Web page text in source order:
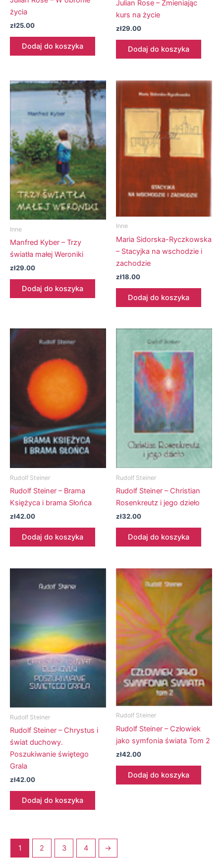
życia
zł25.00
Dodaj do koszyka
Julian Rose – Zmieniając
kurs na życie
zł29.00
Dodaj do koszyka
Inne
Manfred Kyber – Trzy
światła małej Weroniki
zł29.00
Dodaj do koszyka
Inne
Maria Sidorska-Ryczkowska
– Stacyjka na wschodzie i
zachodzie
zł18.00
Dodaj do koszyka
Rudolf Steiner
Rudolf Steiner – Brama
Księżyca i brama Słońca
zł42.00
Dodaj do koszyka
Rudolf Steiner
Rudolf Steiner – Christian
Rosenkreutz i jego dzieło
zł32.00
Dodaj do koszyka
Rudolf Steiner
Rudolf Steiner – Chrystus i
świat duchowy.
Poszukiwanie świętego
Grala
zł42.00
Dodaj do koszyka
Rudolf Steiner
Rudolf Steiner – Człowiek
jako symfonia świata Tom 2
zł42.00
Dodaj do koszyka
1 2 3 4 →